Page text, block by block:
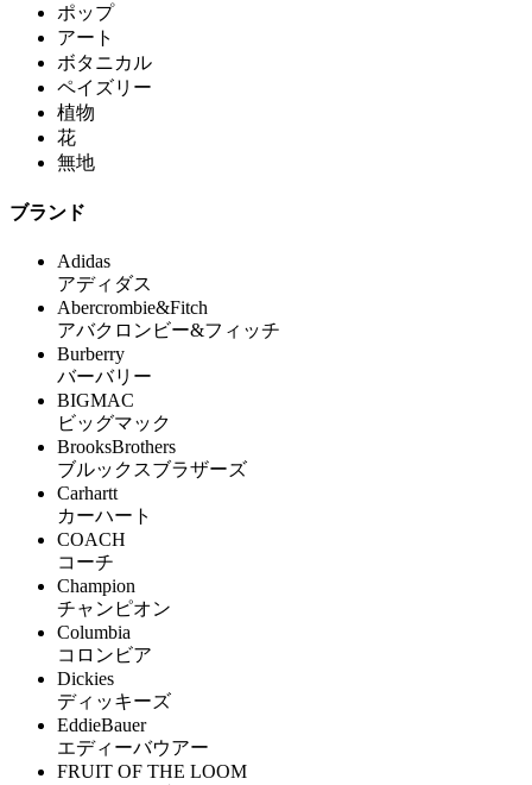
ポップ
アート
ボタニカル
ペイズリー
植物
花
無地
ブランド
Adidas
アディダス
Abercrombie&Fitch
アバクロンビー&フィッチ
Burberry
バーバリー
BIGMAC
ビッグマック
BrooksBrothers
ブルックスブラザーズ
Carhartt
カーハート
COACH
コーチ
Champion
チャンピオン
Columbia
コロンビア
Dickies
ディッキーズ
EddieBauer
エディーバウアー
FRUIT OF THE LOOM